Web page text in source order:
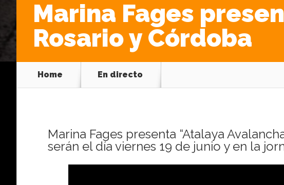
Marina Fages
Rosario y Córdoba
Home En directo
Marina Fages presenta “Atalaya
serán el día viernes 19 de junio y en la